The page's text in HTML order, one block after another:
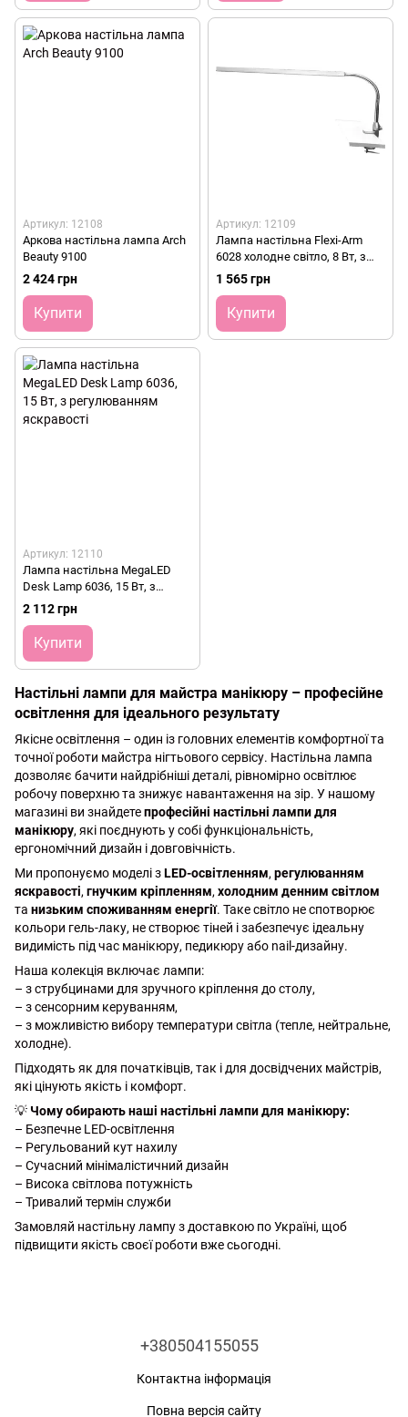
Артикул: 12108
Аркова настільна лампа Arch
Beauty 9100
2 424 грн
Купити
Артикул: 12109
Лампа настільна Flexi-Arm
6028 холодне світло, 8 Вт, з
кріпленням до столу
1 565 грн
Купити
Артикул: 12110
Лампа настільна MegaLED
Desk Lamp 6036, 15 Вт, з
регулюванням яскравості
2 112 грн
Купити
Настільні лампи для майстра манікюру – професійне
освітлення для ідеального результату
Якісне освітлення – один із головних елементів комфортної та
точної роботи майстра нігтьового сервісу. Настільна лампа
дозволяє бачити найдрібніші деталі, рівномірно освітлює
робочу поверхню та знижує навантаження на зір. У нашому
магазині ви знайдетепрофесійні настільні лампи для
манікюру, які поєднують у собі функціональність,
ергономічний дизайн і довговічність.
Ми пропонуємо моделі зLED-освітленням,регулюванням
яскравості,гнучким кріпленням,холодним денним світлом
та низьким споживанням енергії. Таке світло не спотворює
кольори гель-лаку, не створює тіней і забезпечує ідеальну
видимість під час манікюру, педикюру або nail-дизайну.
Наша колекція включає лампи:
– з струбцинами для зручного кріплення до столу,
– з сенсорним керуванням,
– з можливістю вибору температури світла (тепле, нейтральне,
холодне).
Підходять як для початківців, так і для досвідчених майстрів,
які цінують якість і комфорт.
💡 Чому обирають наші настільні лампи для манікюру:
– Безпечне LED-освітлення
– Регульований кут нахилу
– Сучасний мінімалістичний дизайн
– Висока світлова потужність
– Тривалий термін служби
Замовляй настільну лампу з доставкою по Україні, щоб
підвищити якість своєї роботи вже сьогодні.
+380504155055
Контактна інформація
Повна версія сайту